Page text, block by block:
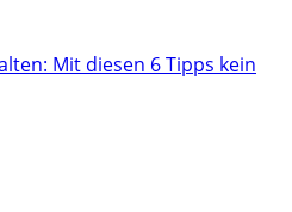
Mit diesen 6 Tipps kein